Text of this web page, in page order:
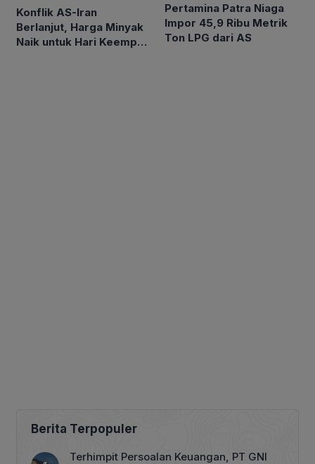
Konflik AS-Iran
Berlanjut, Harga Minyak
Naik untuk Hari Keempat
Pertamina Patra Niaga
Impor 45,9 Ribu Metrik
Ton LPG dari AS
Berita Terpopuler
Terhimpit Persoalan Keuangan, PT GNI